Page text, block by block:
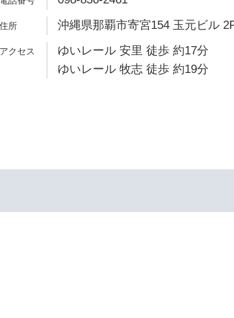
沖縄県那覇市寄宮154 玉元ビル
ゆいレール 安里 徒歩 約17分
ゆいレール 牧志 徒歩 約19分